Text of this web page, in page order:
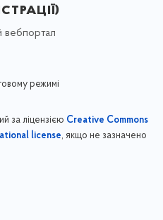
вебпортал
режимі
за ліцензією Creative Commons
license, якщо не зазначено